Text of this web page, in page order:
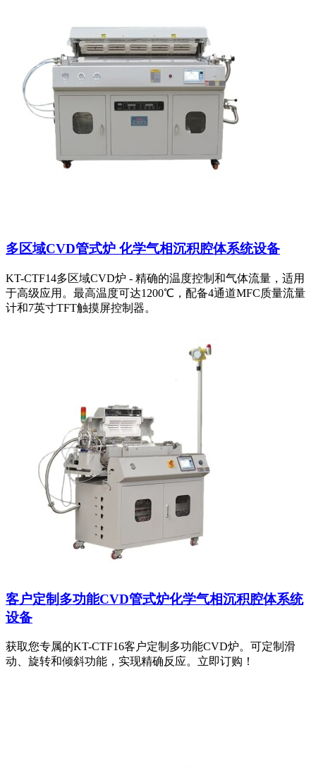
多区域CVD管式炉 化学气相沉积腔体系统设备
KT-CTF14多区域CVD炉 - 精确的温度控制和气体流量，适用
于高级应用。最高温度可达1200℃，配备4通道MFC质量流量
计和7英寸TFT触摸屏控制器。
客户定制多功能CVD管式炉化学气相沉积腔体系统
设备
获取您专属的KT-CTF16客户定制多功能CVD炉。可定制滑
动、旋转和倾斜功能，实现精确反应。立即订购！